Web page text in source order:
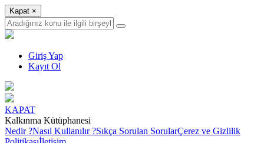
Kapat ×
Giriş Yap
Kayıt Ol
KAPAT
Kalkınma Kütüphanesi
Nedir ?Nasıl Kullanılır ?Sıkça Sorulan SorularÇerez ve Gizlilik